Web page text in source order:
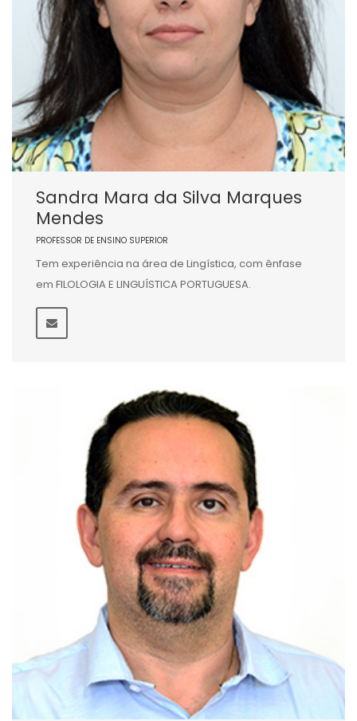
Sandra Mara da Silva Marques
Mendes
PROFESSOR DE ENSINO SUPERIOR
Tem experiência na área de Lingística, com ênfase
em FILOLOGIA E LINGUÍSTICA PORTUGUESA.